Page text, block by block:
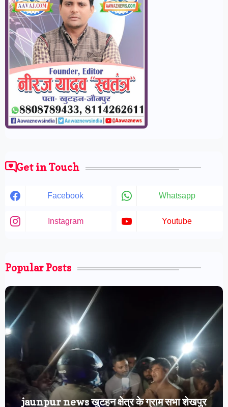
Get in Touch
Facebook Whatsapp
Instagram Youtube
Popular Posts
jaunpur news खुटहन क्षेत्र के ग्राम सभा शेखपुर